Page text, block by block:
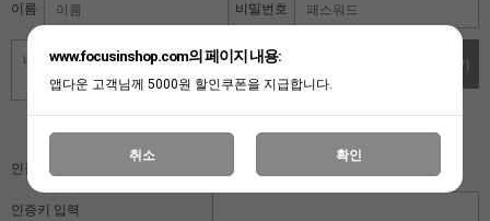
이름 비밀번호
댓글쓰기
자동입력방지 프로그램
인증키 보기
인증키 입력
www.focusinshop.com의 페이지 내용:
앱다운 고객님께 5000원 할인쿠폰을 지급합니다.
취소 확인